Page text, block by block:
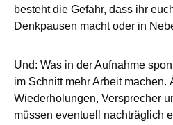
besteht die Gefahr, dass ihr
Denkpausen macht oder in
Und: Was in der Aufnahme
im Schnitt mehr Arbeit machen.
Wiederholungen, Versprecher
müssen eventuell nachträglich